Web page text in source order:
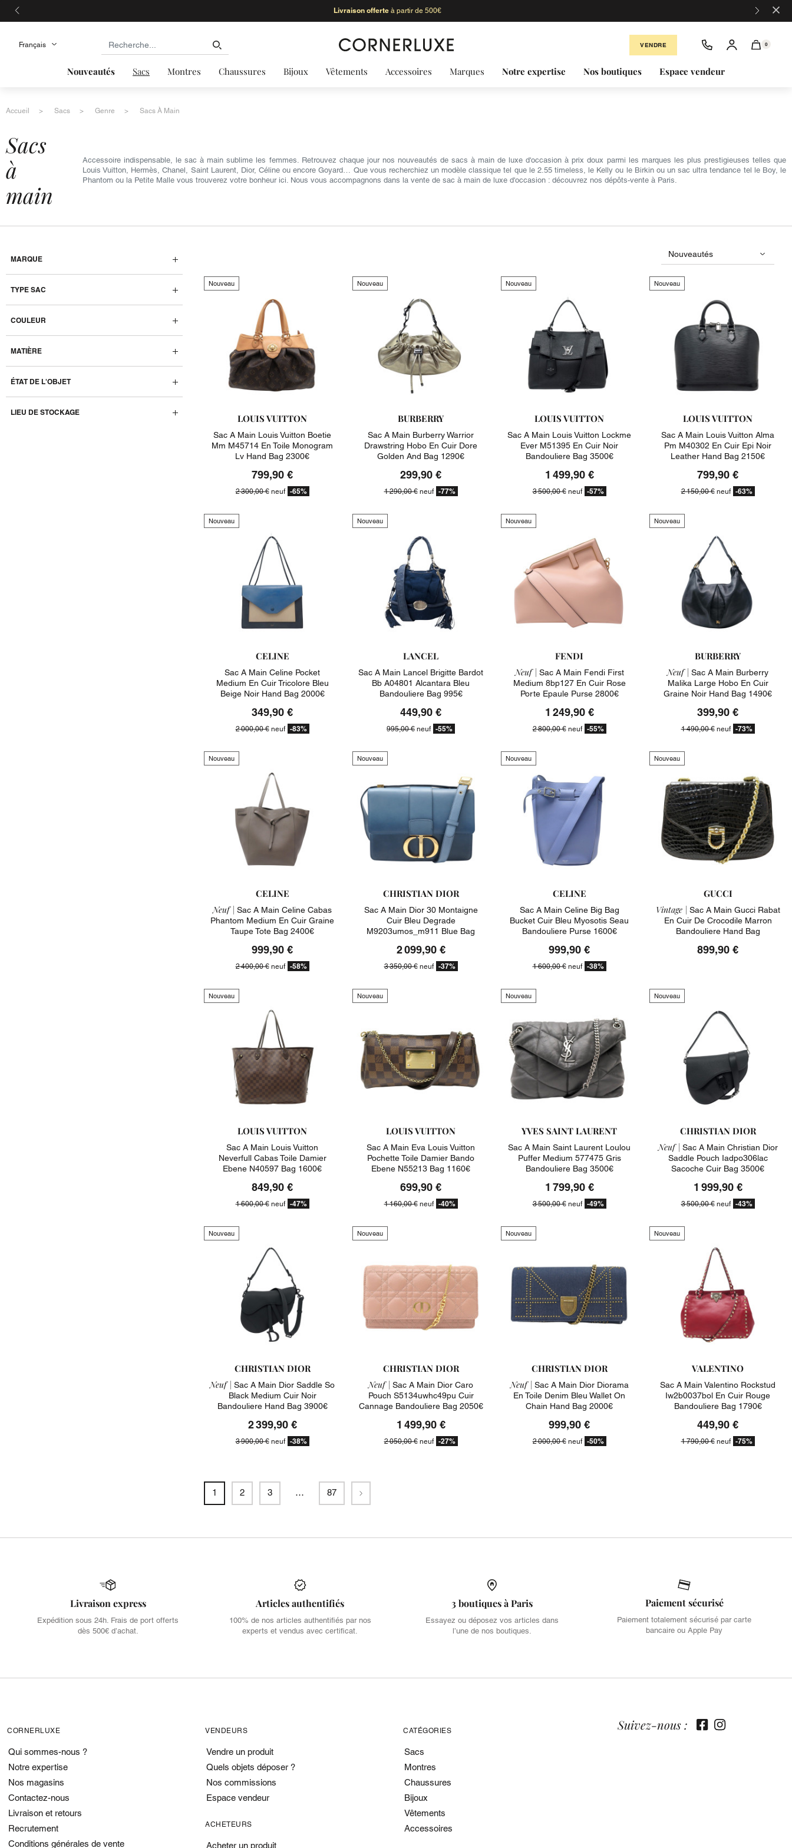
Livraison offerteà partir de 500€ ×
VENDRE 0
Nouveautés Sacs Montres Chaussures Bijoux Vêtements Accessoires Marques Notre expertise Nos boutiques Espace vendeur
Accueil Sacs Genre Sacs À Main
sacs
à
main
Accessoire indispensable, le sac à main sublime les femmes. Retrouvez chaque jour nos nouveautés de sacs à main de luxe d'occasion à prix doux parmi les marques les plus prestigieuses telles que
Louis Vuitton, Hermès, Chanel, Saint Laurent, Dior, Céline ou encore Goyard… Que vous recherchiez un modèle classique tel que le 2.55 timeless, le Kelly ou le Birkin ou un sac ultra tendance tel le Boy, le
Phantom ou la Petite Malle vous trouverez votre bonheur ici. Nous vous accompagnons dans la vente de sac à main de luxe d'occasion : découvrez nos dépôts-vente à Paris.
MARQUE
TYPE SAC
COULEUR
MATIÈRE
ÉTAT DE L'OBJET
LIEU DE STOCKAGE
Nouveau
LOUIS VUITTON
Sac A Main Louis Vuitton Boetie
Mm M45714 En Toile Monogram
Lv Hand Bag 2300€
799,90 €
2 300,00 €neuf -65%
Nouveau
BURBERRY
Sac A Main Burberry Warrior
Drawstring Hobo En Cuir Dore
Golden And Bag 1290€
299,90 €
1 290,00 €neuf -77%
Nouveau
LOUIS VUITTON
Sac A Main Louis Vuitton Lockme
Ever M51395 En Cuir Noir
Bandouliere Bag 3500€
1 499,90 €
3 500,00 €neuf -57%
Nouveau
LOUIS VUITTON
Sac A Main Louis Vuitton Alma
Pm M40302 En Cuir Epi Noir
Leather Hand Bag 2150€
799,90 €
2 150,00 €neuf -63%
Nouveau
CELINE
Sac A Main Celine Pocket
Medium En Cuir Tricolore Bleu
Beige Noir Hand Bag 2000€
349,90 €
2 000,00 €neuf -83%
Nouveau
LANCEL
Sac A Main Lancel Brigitte Bardot
Bb A04801 Alcantara Bleu
Bandouliere Bag 995€
449,90 €
995,00 € neuf -55%
Nouveau
FENDI
Neuf | Sac A Main Fendi First
Medium 8bp127 En Cuir Rose
Porte Epaule Purse 2800€
1 249,90 €
2 800,00 €neuf -55%
Nouveau
BURBERRY
Neuf | Sac A Main Burberry
Malika Large Hobo En Cuir
Graine Noir Hand Bag 1490€
399,90 €
1 490,00 €neuf -73%
Nouveau
CELINE
Neuf | Sac A Main Celine Cabas
Phantom Medium En Cuir Graine
Taupe Tote Bag 2400€
999,90 €
2 400,00 €neuf -58%
Nouveau
CHRISTIAN DIOR
Sac A Main Dior 30 Montaigne
Cuir Bleu Degrade
M9203umos_m911 Blue Bag
2 099,90 €
3 350,00 €neuf -37%
Nouveau
CELINE
Sac A Main Celine Big Bag
Bucket Cuir Bleu Myosotis Seau
Bandouliere Purse 1600€
999,90 €
1 600,00 €neuf -38%
Nouveau
GUCCI
Vintage | Sac A Main Gucci Rabat
En Cuir De Crocodile Marron
Bandouliere Hand Bag
899,90 €
Nouveau
LOUIS VUITTON
Sac A Main Louis Vuitton
Neverfull Cabas Toile Damier
Ebene N40597 Bag 1600€
849,90 €
1 600,00 €neuf -47%
Nouveau
LOUIS VUITTON
Sac A Main Eva Louis Vuitton
Pochette Toile Damier Bando
Ebene N55213 Bag 1160€
699,90 €
1 160,00 €neuf -40%
Nouveau
YVES SAINT LAURENT
Sac A Main Saint Laurent Loulou
Puffer Medium 577475 Gris
Bandouliere Bag 3500€
1 799,90 €
3 500,00 €neuf -49%
Nouveau
CHRISTIAN DIOR
Neuf | Sac A Main Christian Dior
Saddle Pouch Iadpo306lac
Sacoche Cuir Bag 3500€
1 999,90 €
3 500,00 €neuf -43%
Nouveau
CHRISTIAN DIOR
Neuf | Sac A Main Dior Saddle So
Black Medium Cuir Noir
Bandouliere Hand Bag 3900€
2 399,90 €
3 900,00 €neuf -38%
Nouveau
CHRISTIAN DIOR
Neuf | Sac A Main Dior Caro
Pouch S5134uwhc49pu Cuir
Cannage Bandouliere Bag 2050€
1 499,90 €
2 050,00 €neuf -27%
Nouveau
CHRISTIAN DIOR
Neuf | Sac A Main Dior Diorama
En Toile Denim Bleu Wallet On
Chain Hand Bag 2000€
999,90 €
2 000,00 €neuf -50%
Nouveau
VALENTINO
Sac A Main Valentino Rockstud
Iw2b0037bol En Cuir Rouge
Bandouliere Bag 1790€
449,90 €
1 790,00 €neuf -75%
1 2 3 … 87 Suivant
Livraison express
Expédition sous 24h. Frais de port offerts
dès 500€ d’achat.
Articles authentifiés
100% de nos articles authentifiés par nos
experts et vendus avec certificat.
3 boutiques à Paris
Essayez ou déposez vos articles dans
l’une de nos boutiques.
Paiement sécurisé
Paiement totalement sécurisé par carte
bancaire ou Apple Pay
CORNERLUXE
Qui sommes-nous ?
Notre expertise
Nos magasins
Contactez-nous
Livraison et retours
Recrutement
Conditions générales de vente
VENDEURS
Vendre un produit
Quels objets déposer ?
Nos commissions
Espace vendeur
ACHETEURS
Acheter un produit
CATÉGORIES
Sacs
Montres
Chaussures
Bijoux
Vêtements
Accessoires
Suivez-nous :